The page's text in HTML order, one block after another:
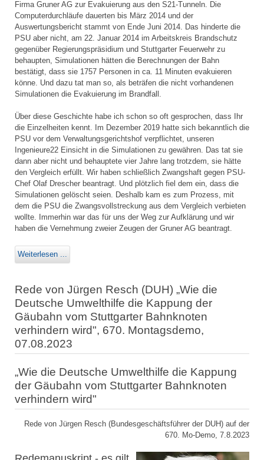
Firma Gruner AG zur Evakuierung aus den S21-Tunneln. Die
Computerdurchläufe dauerten bis März 2014 und der
Auswertungsbericht stammt von Ende Juni 2014. Das hinderte die
PSU aber nicht, am 22. Januar 2014 im Arbeitskreis Brandschutz
gegenüber Regierungspräsidium und Stuttgarter Feuerwehr zu
behaupten, Simulationen hätten die Berechnungen der Bahn
bestätigt, dass sie 1757 Personen in ca. 11 Minuten evakuieren
könne. Und dazu tat man so, als beträfen die nicht vorhandenen
Simulationen die Evakuierung im Brandfall.
Über diese Geschichte habe ich schon so oft gesprochen, dass Ihr
die Einzelheiten kennt. Im Dezember 2019 hatte sich bekanntlich die
PSU vor dem Verwaltungsgerichtshof verpflichtet, unseren
Ingenieure22 Einsicht in die Simulationen zu gewähren. Das tat sie
dann aber nicht und behauptete vier Jahre lang trotzdem, sie hätte
den Vergleich erfüllt. Wir haben schließlich Zwangshaft gegen PSU-
Chef Olaf Drescher beantragt. Und plötzlich fiel dem ein, dass die
Simulationen gelöscht seien. Deshalb kam es zum Prozess, mit
dem die PSU die Zwangsvollstreckung aus dem Vergleich verbieten
wollte. Immerhin war das für uns der Weg zur Aufklärung und wir
haben die Vernehmung zweier Zeugen der Gruner AG beantragt.
Weiterlesen ...
Rede von Jürgen Resch (DUH) „Wie die
Deutsche Umwelthilfe die Kappung der
Gäubahn vom Stuttgarter Bahnknoten
verhindern wird", 670. Montagsdemo,
07.08.2023
„Wie die Deutsche Umwelthilfe die Kappung
der Gäubahn vom Stuttgarter Bahnknoten
verhindern wird"
Rede von Jürgen Resch (Bundesgeschäftsführer der DUH) auf der
670. Mo-Demo, 7.8.2023